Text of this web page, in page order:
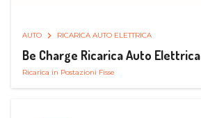
AUTO RICARICA AUTO ELETTRICA
Be Charge Ricarica Auto Elettrica
Ricarica in Postazioni Fisse